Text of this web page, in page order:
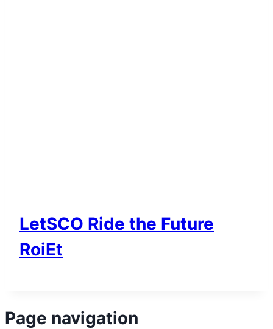
‍LetSCO Ride the Future
RoiEt
Page navigation